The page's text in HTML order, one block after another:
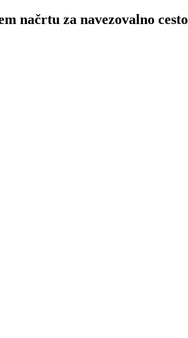
načrtu za navezovalno